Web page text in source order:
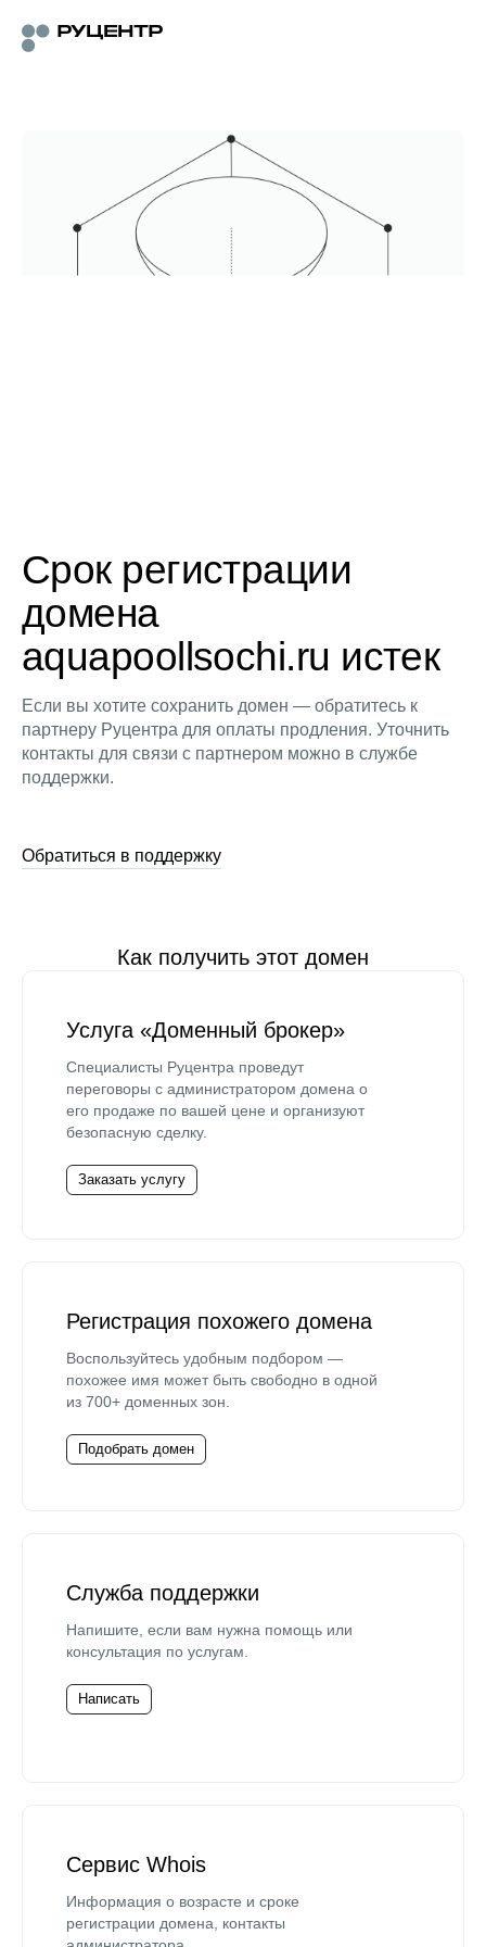
Срок регистрации
домена
aquapoollsochi.ru истек
Если вы хотите сохранить домен — обратитесь к
партнеру Руцентра для оплаты продления. Уточнить
контакты для связи с партнером можно в службе
поддержки.
Обратиться в поддержку
Как получить этот домен
Услуга «Доменный брокер»
Специалисты Руцентра проведут
переговоры с администратором домена о
его продаже по вашей цене и организуют
безопасную сделку.
Заказать услугу
Регистрация похожего домена
Воспользуйтесь удобным подбором —
похожее имя может быть свободно в одной
из 700+ доменных зон.
Подобрать домен
Служба поддержки
Напишите, если вам нужна помощь или
консультация по услугам.
Написать
Сервис Whois
Информация о возрасте и сроке
регистрации домена, контакты